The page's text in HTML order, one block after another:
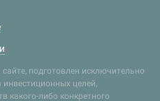
подготовлен исключительно
целей,
какого-либо конкретного